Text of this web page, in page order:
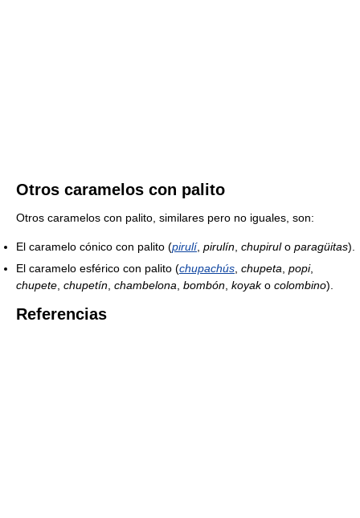
Otros caramelos con palito
Otros caramelos con palito, similares pero no iguales, son:
El caramelo cónico con palito (pirulí, pirulín chupirulo paragüitas).
El caramelo esférico con palito (chupachús chupeta popi,
chupete chupetín chambelona bombón koyako colombino).
Referencias